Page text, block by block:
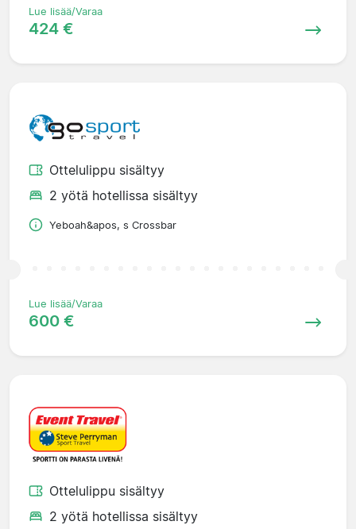
Lue lisää/Varaa
424 €
Ottelulippu sisältyy
2 yötä hotellissa sisältyy
Yeboah&apos, s Crossbar
Lue lisää/Varaa
600 €
Ottelulippu sisältyy
2 yötä hotellissa sisältyy